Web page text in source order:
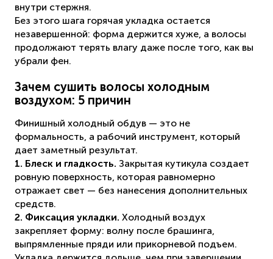
внутри стержня.
Без этого шага горячая укладка остается
незавершенной: форма держится хуже, а волосы
продолжают терять влагу даже после того, как вы
убрали фен.
Зачем сушить волосы холодным
воздухом: 5 причин
Финишный холодный обдув — это не
формальность, а рабочий инструмент, который
дает заметный результат.
1. Блеск и гладкость. Закрытая кутикула создает
ровную поверхность, которая равномерно
отражает свет — без нанесения дополнительных
средств.
2. Фиксация укладки. Холодный воздух
закрепляет форму: волну после брашинга,
выпрямленные пряди или прикорневой подъем.